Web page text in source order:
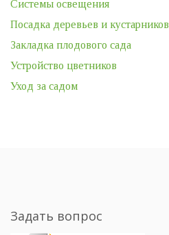
Системы освещения
Посадка деревьев и кустарников
Закладка плодового сада
Устройство цветников
Уход за садом
Задать вопрос